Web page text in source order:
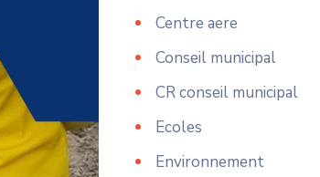
Centre aere
Conseil municipal
CR conseil municipal
Ecoles
Environnement